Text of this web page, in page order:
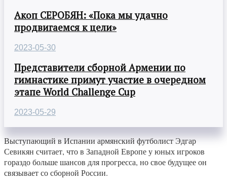
Акоп СЕРОБЯН: «Пока мы удачно
продвигаемся к цели»
2023-05-30
Представители сборной Армении по
гимнастике примут участие в очередном
этапе World Challenge Cup
2023-05-29
Выступающий в Испании армянский футболист Эдгар
Севикян считает, что в Западной Европе у юных игроков
гораздо больше шансов для прогресса, но свое будущее он
связывает со сборной России.